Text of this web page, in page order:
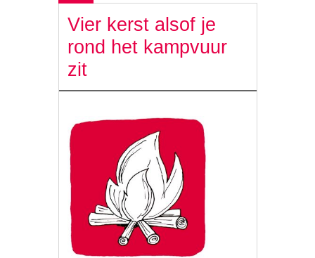
Vier kerst alsof je
rond het kampvuur
zit